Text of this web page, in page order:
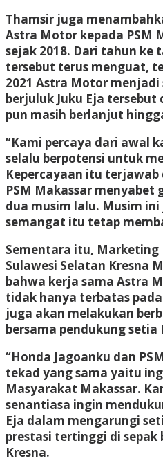
Thamsir juga
Astra Motor kepada PSM
sejak 2018. Dari tahun ke
tersebut terus menguat,
2021 Astra Motor
berjuluk Juku Eja
pun masih berlanjut
“Kami percaya dari awal
selalu berpotensi untuk
Kepercayaan itu
PSM Makassar menyabet
dua musim lalu. Musim
semangat itu tetap
Sementara itu,
Sulawesi Selatan Kresna
bahwa kerja sama Astra
tidak hanya terbatas
juga akan melakukan
bersama pendukung setia
“Honda Jagoanku dan
tekad yang sama yaitu
Masyarakat Makassar.
senantiasa ingin
Eja dalam mengarungi
prestasi tertinggi di sepak
Kresna.